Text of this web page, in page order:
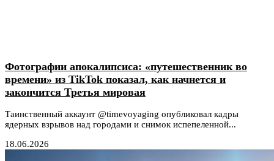
Фотографии апокалипсиса: «путешественник во
времени» из TikTok показал, как начнется и
закончится Третья мировая
Таинственный аккаунт @timevoyaging опубликовал кадры
ядерных взрывов над городами и снимок испепеленной...
18.06.2026